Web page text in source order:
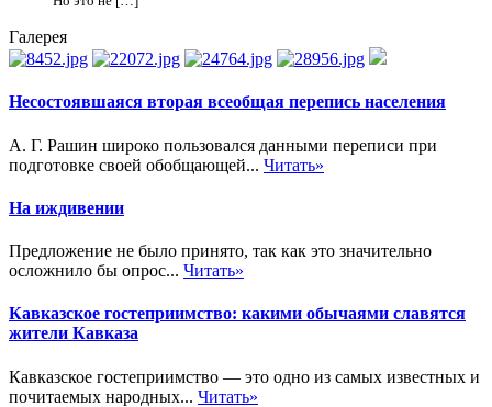
Галерея
Несостоявшаяся вторая всеобщая перепись населения
А. Г. Рашин широко пользовался данными переписи при
подготовке своей обобщающей... Читать»
На иждивении
Предложение не было принято, так как это значительно
осложнило бы опрос... Читать»
Кавказское гостеприимство: какими обычаями славятся
жители Кавказа
Кавказское гостеприимство — это одно из самых известных и
почитаемых народных... Читать»